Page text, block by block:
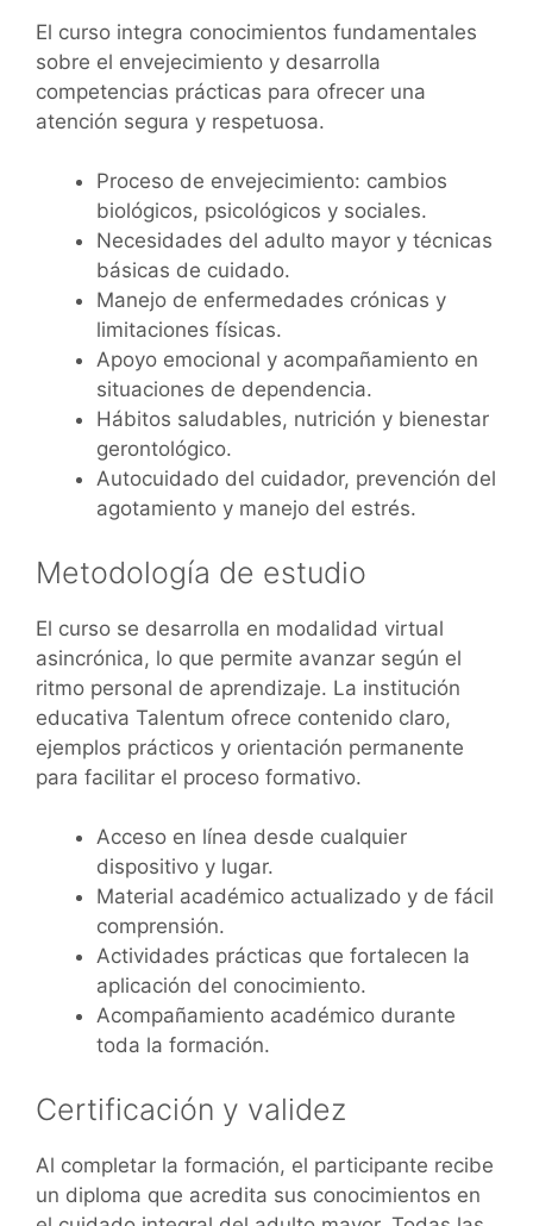
El curso integra conocimientos fundamentales
sobre el envejecimiento y desarrolla
competencias prácticas para ofrecer una
atención segura y respetuosa.
Proceso de envejecimiento: cambios
biológicos, psicológicos y sociales.
Necesidades del adulto mayor y técnicas
básicas de cuidado.
Manejo de enfermedades crónicas y
limitaciones físicas.
Apoyo emocional y acompañamiento en
situaciones de dependencia.
Hábitos saludables, nutrición y bienestar
gerontológico.
Autocuidado del cuidador, prevención del
agotamiento y manejo del estrés.
Metodología de estudio
El curso se desarrolla en modalidad virtual
asincrónica, lo que permite avanzar según el
ritmo personal de aprendizaje. La institución
educativa Talentum ofrece contenido claro,
ejemplos prácticos y orientación permanente
para facilitar el proceso formativo.
Acceso en línea desde cualquier
dispositivo y lugar.
Material académico actualizado y de fácil
comprensión.
Actividades prácticas que fortalecen la
aplicación del conocimiento.
Acompañamiento académico durante
toda la formación.
Certificación y validez
Al completar la formación, el participante recibe
un diploma que acredita sus conocimientos en